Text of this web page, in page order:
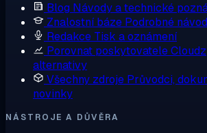
Blog Návody a technické
Znalostní báze Podrobné
Redakce Tisk a oznámení
Porovnat poskytovatele
alternativy
Všechny zdroje Průvodci,
novinky
NÁSTROJE A DŮVĚRA